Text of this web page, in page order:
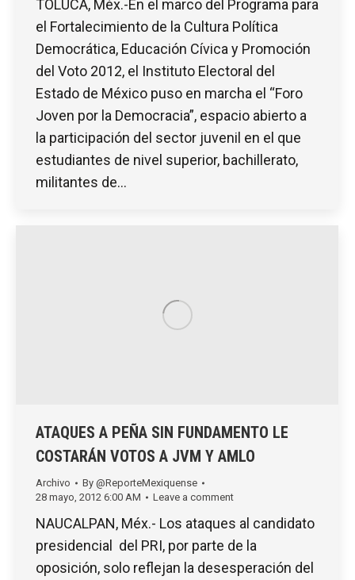
TOLUCA, Méx.-En el marco del Programa para
el Fortalecimiento de la Cultura Política
Democrática, Educación Cívica y Promoción
del Voto 2012, el Instituto Electoral del
Estado de México puso en marcha el “Foro
Joven por la Democracia”, espacio abierto a
la participación del sector juvenil en el que
estudiantes de nivel superior, bachillerato,
militantes de…
ATAQUES A PEÑA SIN FUNDAMENTO LE
COSTARÁN VOTOS A JVM Y AMLO
Archivo By @ReporteMexiquense
28 mayo, 2012 6:00 AM
Leave a comment
NAUCALPAN, Méx.- Los ataques al candidato
presidencial del PRI, por parte de la
oposición, solo reflejan la desesperación del